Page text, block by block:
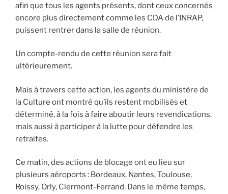
afin que tous les agents présents, dont ceux concernés
encore plus directement comme les CDA de l’INRAP,
puissent rentrer dans la salle de réunion.
Un compte-rendu de cette réunion sera fait
ultérieurement.
Mais à travers cette action, les agents du ministère de
la Culture ont montré qu’ils restent mobilisés et
déterminé, à la fois à faire aboutir leurs revendications,
mais aussi à participer à la lutte pour défendre les
retraites.
Ce matin, des actions de blocage ont eu lieu sur
plusieurs aéroports : Bordeaux, Nantes, Toulouse,
Roissy, Orly, Clermont-Ferrand. Dans le même temps,